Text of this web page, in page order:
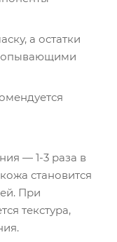
а остатки
— 1-3 раза в
становится
При
текстура,